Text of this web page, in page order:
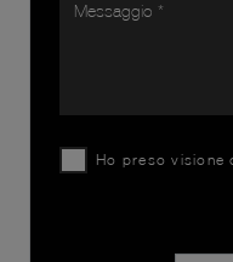
Ho preso visione